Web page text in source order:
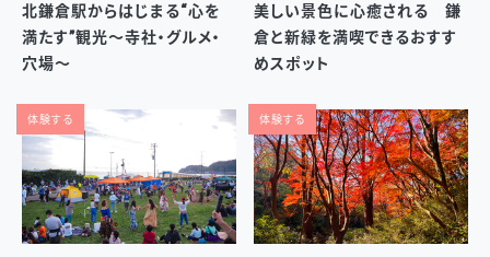
北鎌倉駅からはじまる“心を
満たす”観光～寺社・グルメ・
穴場～
美しい景色に心癒される 鎌
倉と新緑を満喫できるおすす
めスポット
体験する 体験する